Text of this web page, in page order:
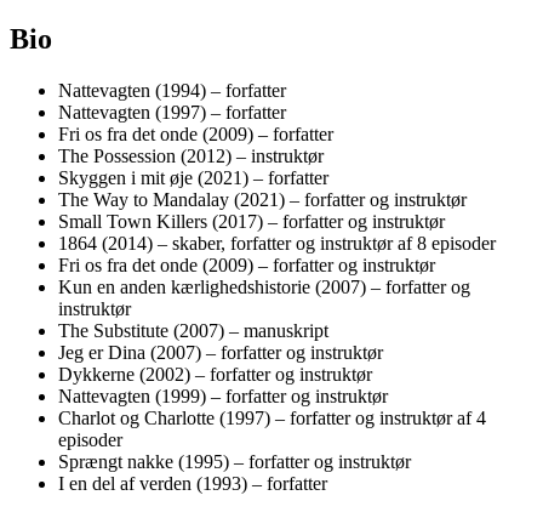
Bio
Nattevagten (1994) – forfatter
Nattevagten (1997) – forfatter
Fri os fra det onde (2009) – forfatter
The Possession (2012) – instruktør
Skyggen i mit øje (2021) – forfatter
The Way to Mandalay (2021) – forfatter og instruktør
Small Town Killers (2017) – forfatter og instruktør
1864 (2014) – skaber, forfatter og instruktør af 8 episoder
Fri os fra det onde (2009) – forfatter og instruktør
Kun en anden kærlighedshistorie (2007) – forfatter og
instruktør
The Substitute (2007) – manuskript
Jeg er Dina (2007) – forfatter og instruktør
Dykkerne (2002) – forfatter og instruktør
Nattevagten (1999) – forfatter og instruktør
Charlot og Charlotte (1997) – forfatter og instruktør af 4
episoder
Sprængt nakke (1995) – forfatter og instruktør
I en del af verden (1993) – forfatter